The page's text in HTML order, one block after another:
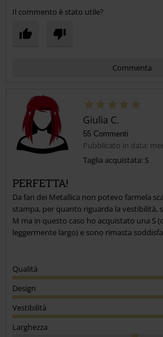
Il commento è stato utile?
Commenta
Invia un commento
Giulia C.
55 Commenti
Pubblicato in data:
Taglia acquistata: S
PERFETTA!
Da fan dei Metallica non potevo farmela
stampa, per quanto riguarda la vestibilità,
M ma in questo caso ho acquistato una S
leggermente largo) e sono rimasta
Qualità
Design
Vestibilità
Larghezza